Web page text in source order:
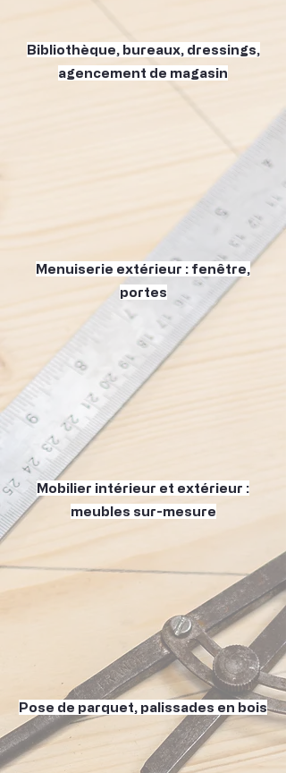
Bibliothèque, bureaux, dressings,
agencement de magasin
Menuiserie extérieur : fenêtre,
portes
Mobilier intérieur et extérieur :
meubles sur-mesure
Pose de parquet, palissades en bois